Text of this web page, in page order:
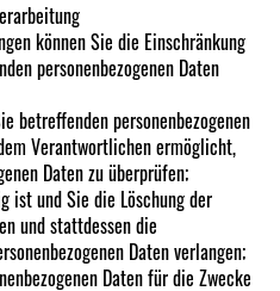
können Sie die Einschränkung
personenbezogenen Daten
betreffenden personenbezogenen
Verantwortlichen ermöglicht,
Daten zu überprüfen;
ist und Sie die Löschung der
und stattdessen die
Daten verlangen;
Daten für die Zwecke